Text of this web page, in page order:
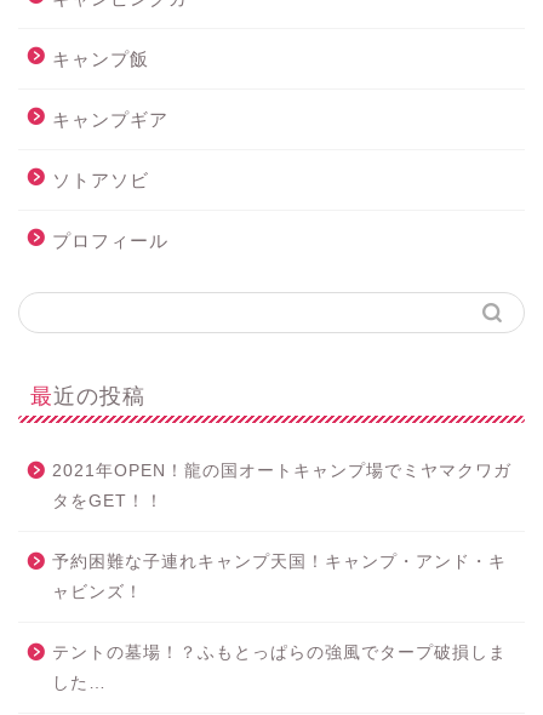
キャンプ飯
キャンプギア
ソトアソビ
プロフィール
最近の投稿
2021年OPEN！龍の国オートキャンプ場でミヤマクワガ
タをGET！！
予約困難な子連れキャンプ天国！キャンプ・アンド・キ
ャビンズ！
テントの墓場！？ふもとっぱらの強風でタープ破損しま
した…